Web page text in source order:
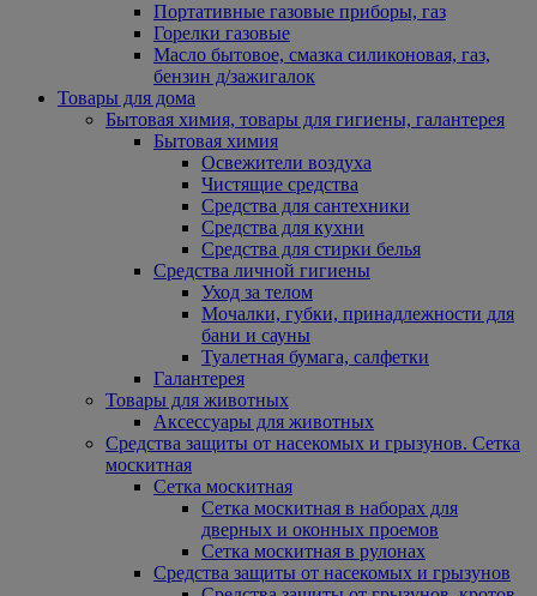
Портативные газовые приборы, газ
Горелки газовые
Масло бытовое, смазка силиконовая, газ,
бензин д/зажигалок
Товары для дома
Бытовая химия, товары для гигиены, галантерея
Бытовая химия
Освежители воздуха
Чистящие средства
Средства для сантехники
Средства для кухни
Средства для стирки белья
Средства личной гигиены
Уход за телом
Мочалки, губки, принадлежности для
бани и сауны
Туалетная бумага, салфетки
Галантерея
Товары для животных
Аксессуары для животных
Средства защиты от насекомых и грызунов. Сетка
москитная
Сетка москитная
Сетка москитная в наборах для
дверных и оконных проемов
Сетка москитная в рулонах
Средства защиты от насекомых и грызунов